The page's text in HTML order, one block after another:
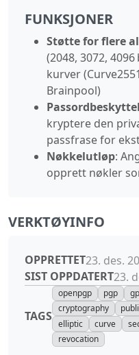
FUNKSJONER
Støtte for flere
(2048, 3072,
kurver
Brainpool)
kryptere den
passfrase for
Nøkkelutløp:
opprett nøkler
VERKTØYINFO
OPPRETTET23. des.
SIST OPPDATERT23.
TAGS
openpgp pgp
cryptography
elliptic
curve
revocation